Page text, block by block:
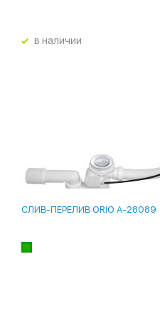
в наличии
СЛИВ-ПЕРЕЛИВ ORIO A-28089